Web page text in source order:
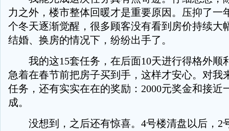
力之外，楼市整体回暖才是重要原因。压抑了一
个冬天逐渐觉醒，很多顾客没有看到房价持续大
结婚、换房的情况下，纷纷出手了。
我的这15套任务，在后面10天进行得格外顺
急着在春节前把房子买到手，这样才安心。对我
任务，还有实实在在的奖励：2000元奖金和接近
成。
没想到，之后还有惊喜。4号楼清盘以后，2